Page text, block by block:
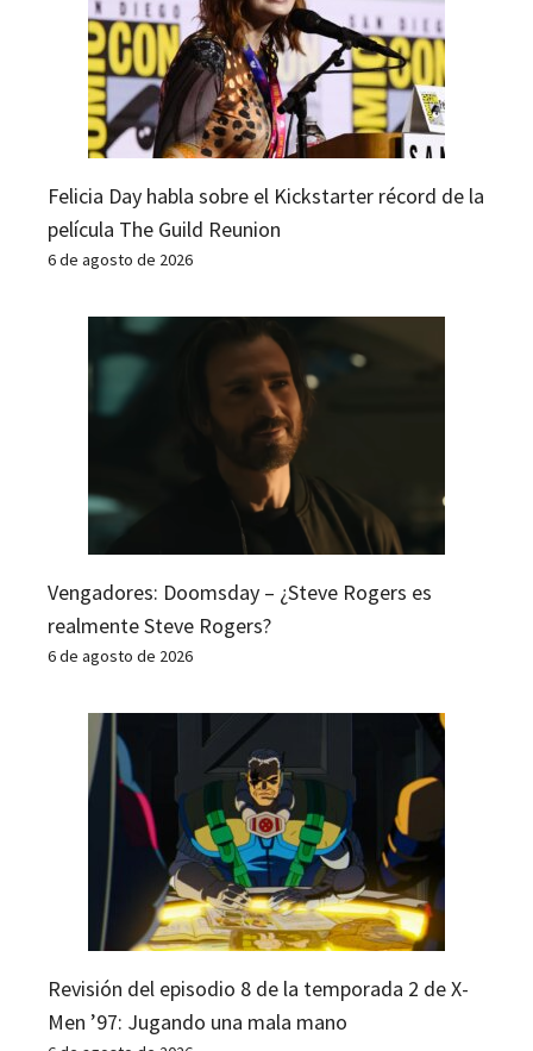
Felicia Day habla sobre el Kickstarter récord de la
película The Guild Reunion
6 de agosto de 2026
Vengadores: Doomsday – ¿Steve Rogers es
realmente Steve Rogers?
6 de agosto de 2026
Revisión del episodio 8 de la temporada 2 de X-
Men ’97: Jugando una mala mano